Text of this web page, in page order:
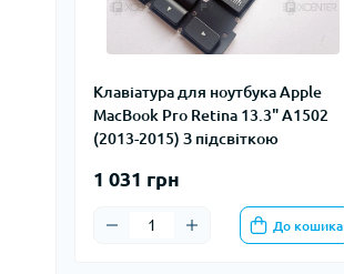
Клавіатура для ноутбука Apple
MacBook Pro Retina 13.3" A1502
(2013-2015) З підсвіткою
1 031 грн
До кошика